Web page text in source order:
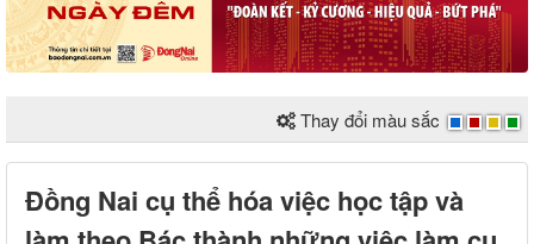
Thay đổi màu sắc
Đồng Nai cụ thể hóa việc học tập và